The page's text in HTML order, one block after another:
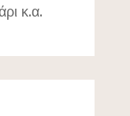
κ.α.